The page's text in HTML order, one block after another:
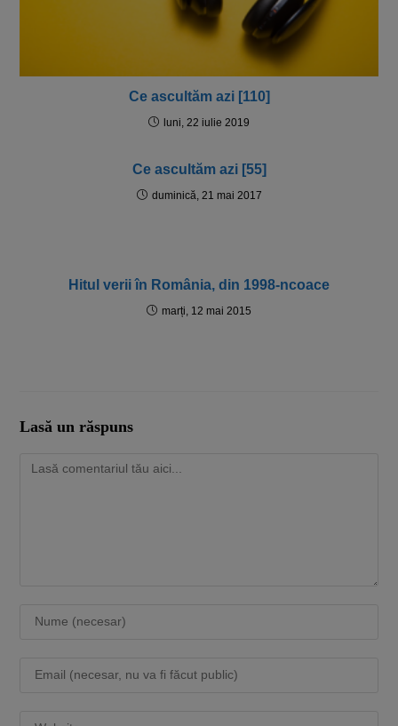
Ce ascultăm azi [110]
luni, 22 iulie 2019
Ce ascultăm azi [55]
duminică, 21 mai 2017
Hitul verii în România, din 1998-ncoace
marți, 12 mai 2015
Lasă un răspuns